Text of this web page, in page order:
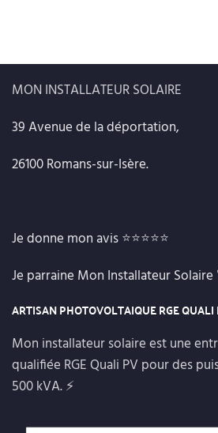
MON INSTALLATEUR SOLAIRE
39 Avenue de la déportation,
26100 Romans-sur-Isère.
Je donne mon avis⭐⭐⭐⭐⭐
Je parraine Mon Installateur Solaire
ARTISAN PHOTOVOLTAIQUE RGE QUALI
Mon installateur solaire est une
qualifiée RGE Quali PV pour des
500 kVA. ⚡